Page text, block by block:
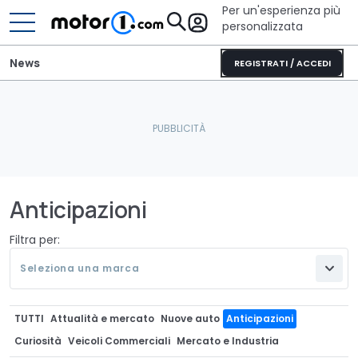
Per un'esperienza più
personalizzata
REGISTRATI / ACCEDI
News
Anticipazioni
Filtra per:
Seleziona una marca
TUTTI Attualità e mercato Nuove auto Anticipazioni
Curiosità Veicoli Commerciali Mercato e Industria